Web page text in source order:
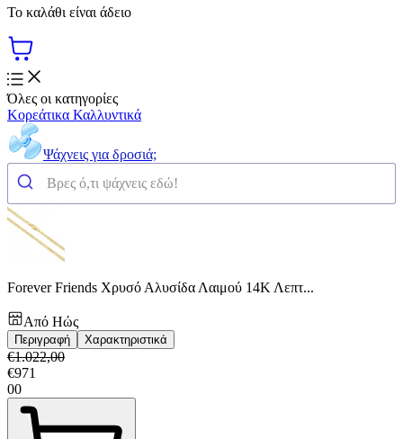
Το καλάθι είναι άδειο
Όλες οι κατηγορίες
Κορεάτικα Καλλυντικά
Ψάχνεις για δροσιά;
Forever Friends Χρυσό Αλυσίδα Λαιμού 14Κ Λεπτ...
Από Ηώς
Περιγραφή Χαρακτηριστικά
€1.022,00
€971
00